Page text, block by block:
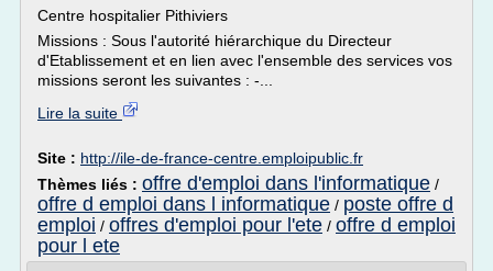
Centre hospitalier Pithiviers
Missions : Sous l'autorité hiérarchique du Directeur
d'Etablissement et en lien avec l'ensemble des services vos
missions seront les suivantes : -...
Lire la suite
Site : http://ile-de-france-centre.emploipublic.fr
Thèmes liés : offre d'emploi dans l'informatique /
offre d emploi dans l informatique / poste offre d
emploi / offres d'emploi pour l'ete / offre d emploi
pour l ete